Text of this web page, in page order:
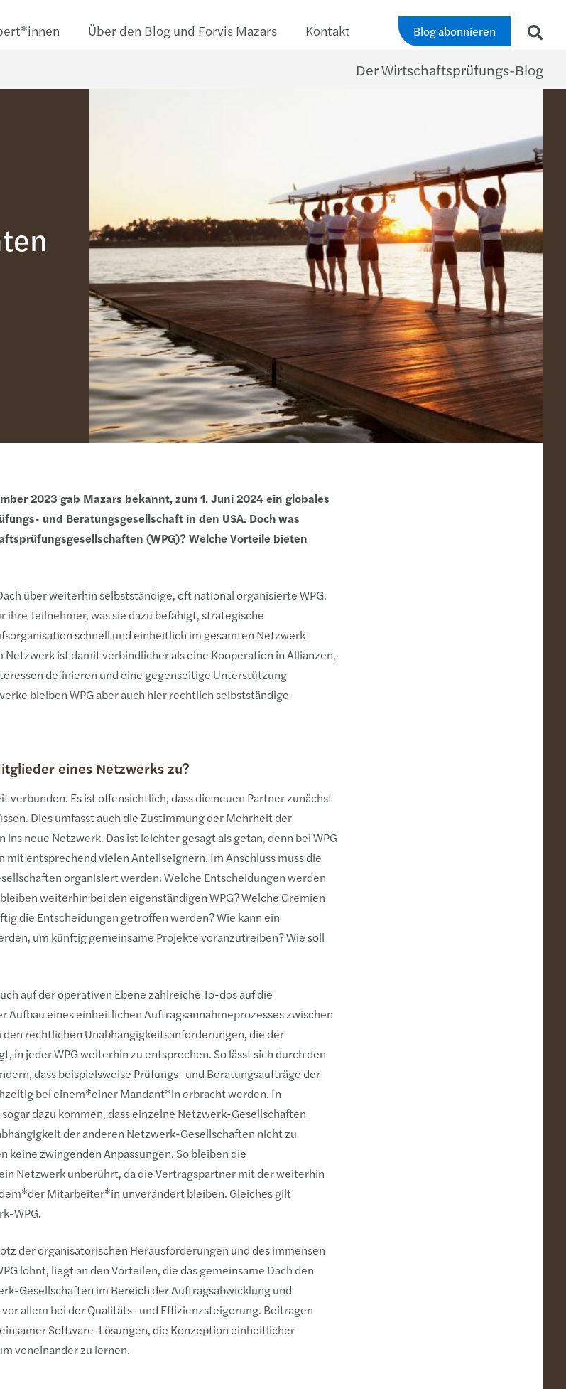
Über den Blog und Forvis Mazars Kontakt Blog abonnieren
Der Wirtschaftsprüfungs-Blog
2023 gab Mazars bekannt, zum 1. Juni 2024 ein globales
und Beratungsgesellschaft in den USA. Doch was
(WPG)? Welche Vorteile bieten
über weiterhin selbstständige, oft national organisierte WPG.
Teilnehmer, was sie dazu befähigt, strategische
schnell und einheitlich im gesamten Netzwerk
Netzwerk ist damit verbindlicher als eine Kooperation in Allianzen,
definieren und eine gegenseitige Unterstützung
bleiben WPG aber auch hier rechtlich selbstständige
eines Netzwerks zu?
Es ist offensichtlich, dass die neuen Partner zunächst
Dies umfasst auch die Zustimmung der Mehrheit der
neue Netzwerk. Das ist leichter gesagt als getan, denn bei WPG
entsprechend vielen Anteilseignern. Im Anschluss muss die
organisiert werden: Welche Entscheidungen werden
weiterhin bei den eigenständigen WPG? Welche Gremien
die Entscheidungen getroffen werden? Wie kann ein
um künftig gemeinsame Projekte voranzutreiben? Wie soll
auf der operativen Ebene zahlreiche To-dos auf die
eines einheitlichen Auftragsannahmeprozesses zwischen
rechtlichen Unabhängigkeitsanforderungen, die der
jeder WPG weiterhin zu entsprechen. So lässt sich durch den
dass beispielsweise Prüfungs- und Beratungsaufträge der
bei einem*einer Mandant*in erbracht werden. In
dazu kommen, dass einzelne Netzwerk-Gesellschaften
der anderen Netzwerk-Gesellschaften nicht zu
keine zwingenden Anpassungen. So bleiben die
Netzwerk unberührt, da die Vertragspartner mit der weiterhin
Mitarbeiter*in unverändert bleiben. Gleiches gilt
WPG.
der organisatorischen Herausforderungen und des immensen
lohnt, liegt an den Vorteilen, die das gemeinsame Dach den
Gesellschaften im Bereich der Auftragsabwicklung und
allem bei der Qualitäts- und Effizienzsteigerung. Beitragen
Software-Lösungen, die Konzeption einheitlicher
voneinander zu lernen.